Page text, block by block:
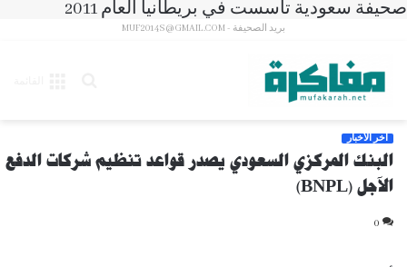
صحيفة سعودية تأسست في بريطانيا العام 2011
بريد الصحيفة - MUF2014S@GMAIL.COM
آخر الأخبار
البنك المركزي السعودي يصدر قواعد تنظيم شركات الدفع
الآجل (BNPL)
0